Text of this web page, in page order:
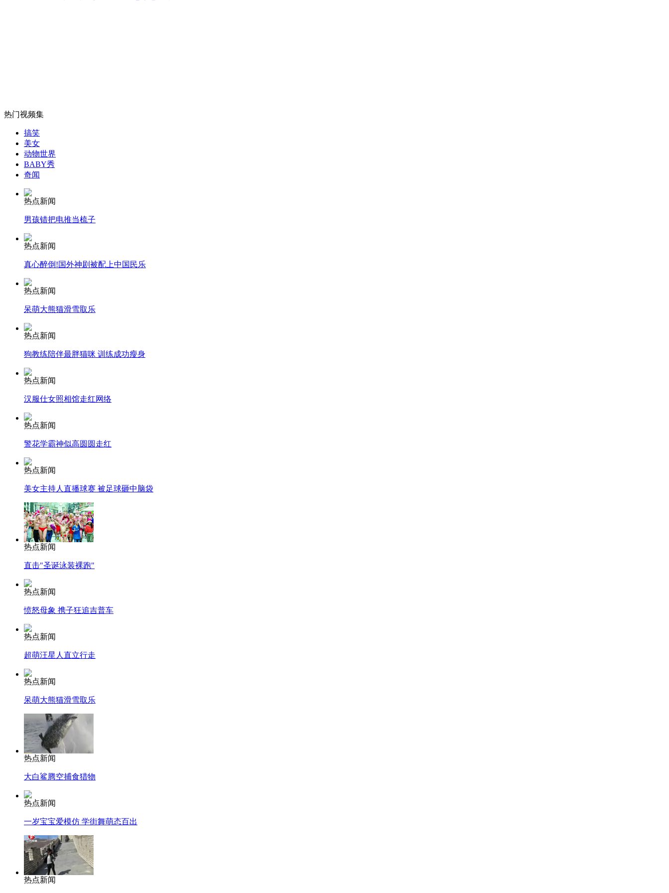
外交部：反对强权政治霸凌主义
外交部：有关国家言论片面不公正
安徽一实载49人客车翻车
走！跟着总书记去植树
消防员救轻生者
纽约上演“枕头大战”
司机酒驾遇交警 急速倒车逃窜
热门视频集
搞笑
美女
动物世界
BABY秀
奇闻
热点新闻
男孩错把电推当梳子
热点新闻
真心醉倒!国外神剧被配上中国民乐
热点新闻
呆萌大熊猫滑雪取乐
热点新闻
狗教练陪伴最胖猫咪 训练成功瘦身
热点新闻
汉服仕女照相馆走红网络
热点新闻
警花学霸神似高圆圆走红
热点新闻
美女主持人直播球赛 被足球砸中脑袋
热点新闻
直击"圣诞泳装裸跑"
热点新闻
愤怒母象 携子狂追吉普车
热点新闻
超萌汪星人直立行走
热点新闻
呆萌大熊猫滑雪取乐
热点新闻
大白鲨腾空捕食猎物
热点新闻
一岁宝宝爱模仿 学街舞萌态百出
热点新闻